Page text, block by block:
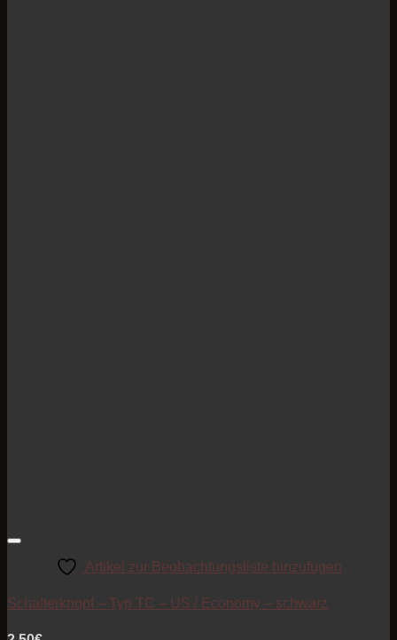
Artikel zur Beobachtungsliste hinzufügen
Schalterknopf – Typ TC – US / Economy – schwarz